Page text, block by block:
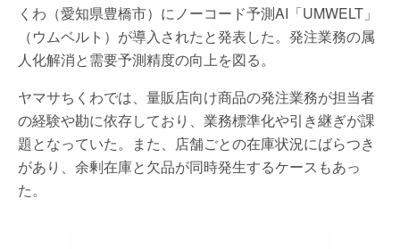
くわ（愛知県豊橋市）にノーコード予測AI「UMWELT」
（ウムベルト）が導入されたと発表した。発注業務の属
人化解消と需要予測精度の向上を図る。
ヤマサちくわでは、量販店向け商品の発注業務が担当者
の経験や勘に依存しており、業務標準化や引き継ぎが課
題となっていた。また、店舗ごとの在庫状況にばらつき
があり、余剰在庫と欠品が同時発生するケースもあっ
た。